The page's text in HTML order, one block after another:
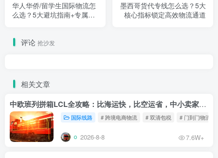
华人华侨/留学生国际物流怎
么选？5大避坑指南+专属服
墨西哥货代专线怎么选？5大
核心指标锁定高效物流通道
评论 抢沙发
相关文章
中欧班列拼箱LCL全攻略：比海运快，比空运省，中小卖家的物流新宠！
国际线路 # 跨境电商物流 # 双清包税 # 门到门物流
2026-8-8 7.6W+